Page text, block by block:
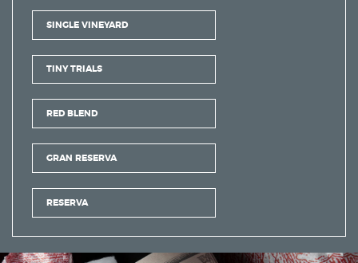
SINGLE VINEYARD
TINY TRIALS
RED BLEND
GRAN RESERVA
RESERVA